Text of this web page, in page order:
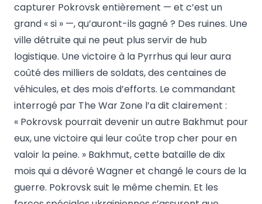
capturer Pokrovsk entièrement — et c’est un
grand « si » —, qu’auront-ils gagné ? Des ruines. Une
ville détruite qui ne peut plus servir de hub
logistique. Une victoire à la Pyrrhus qui leur aura
coûté des milliers de soldats, des centaines de
véhicules, et des mois d’efforts. Le commandant
interrogé par The War Zone l’a dit clairement :
« Pokrovsk pourrait devenir un autre Bakhmut pour
eux, une victoire qui leur coûte trop cher pour en
valoir la peine. » Bakhmut, cette bataille de dix
mois qui a dévoré Wagner et changé le cours de la
guerre. Pokrovsk suit le même chemin. Et les